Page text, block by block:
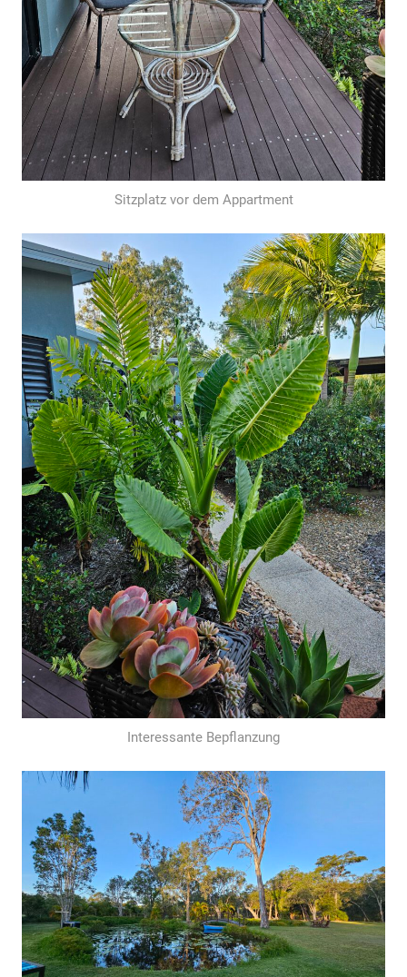
Sitzplatz vor dem Appartment
Interessante Bepflanzung